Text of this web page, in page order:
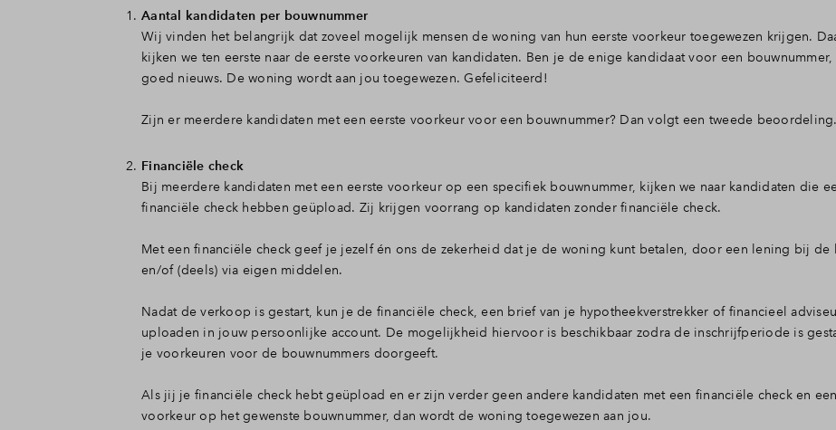
Tiel Toewijzing
Contact
Aantal kandidaten per bouwnummer
Wij vinden het belangrijk dat zoveel mogelijk mensen de woning van hun eerste voorkeur toegewezen krijgen.
kijken we ten eerste naar de eerste voorkeuren van kandidaten. Ben je de enige kandidaat voor een
goed nieuws. De woning wordt aan jou toegewezen. Gefeliciteerd!
Zijn er meerdere kandidaten met een eerste voorkeur voor een bouwnummer? Dan volgt een tweede beoordeling.
Financiële check
Bij meerdere kandidaten met een eerste voorkeur op een specifiek bouwnummer, kijken we naar kandidaten die
financiële check hebben geüpload. Zij krijgen voorrang op kandidaten zonder financiële check.
Met een financiële check geef je jezelf én ons de zekerheid dat je de woning kunt betalen, door een lening bij de
en/of (deels) via eigen middelen.
Nadat de verkoop is gestart, kun je de financiële check, een brief van je hypotheekverstrekker of financieel
uploaden in jouw persoonlijke account. De mogelijkheid hiervoor is beschikbaar zodra de inschrijfperiode is
je voorkeuren voor de bouwnummers doorgeeft.
Als jij je financiële check hebt geüpload en er zijn verder geen andere kandidaten met een financiële check en
voorkeur op het gewenste bouwnummer, dan wordt de woning toegewezen aan jou.